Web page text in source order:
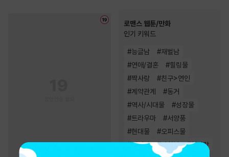
로맨스 웹툰/만화
인기 키워드
#능글남 #재벌남
#연애/결혼 #힐링물
#짝사랑 #친구>연인
#계약관계 #동거
#역사/시대물 #성장물
#트라우마 #서양풍
#현대물 #오피스물
#직진녀 #까칠남 #첫사랑